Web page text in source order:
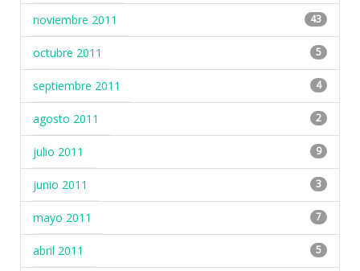
noviembre 2011 43
octubre 2011 5
septiembre 2011 4
agosto 2011 2
julio 2011 9
junio 2011 3
mayo 2011 7
abril 2011 5